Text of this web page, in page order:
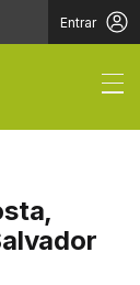
Entrar